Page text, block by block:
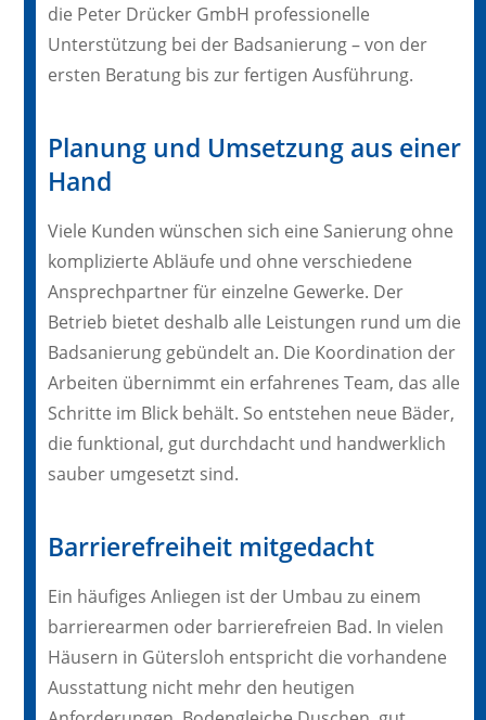
die Peter Drücker GmbH professionelle
Unterstützung bei der Badsanierung – von der
ersten Beratung bis zur fertigen Ausführung.
Planung und Umsetzung aus einer
Hand
Viele Kunden wünschen sich eine Sanierung ohne
komplizierte Abläufe und ohne verschiedene
Ansprechpartner für einzelne Gewerke. Der
Betrieb bietet deshalb alle Leistungen rund um die
Badsanierung gebündelt an. Die Koordination der
Arbeiten übernimmt ein erfahrenes Team, das alle
Schritte im Blick behält. So entstehen neue Bäder,
die funktional, gut durchdacht und handwerklich
sauber umgesetzt sind.
Barrierefreiheit mitgedacht
Ein häufiges Anliegen ist der Umbau zu einem
barrierearmen oder barrierefreien Bad. In vielen
Häusern in Gütersloh entspricht die vorhandene
Ausstattung nicht mehr den heutigen